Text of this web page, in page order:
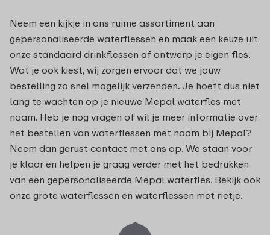
Neem een kijkje in ons ruime assortiment aan
gepersonaliseerde waterflessen en maak een keuze uit
onze standaard drinkflessen of ontwerp je eigen fles.
Wat je ook kiest, wij zorgen ervoor dat we jouw
bestelling zo snel mogelijk verzenden. Je hoeft dus niet
lang te wachten op je nieuwe Mepal waterfles met
naam. Heb je nog vragen of wil je meer informatie over
het bestellen van waterflessen met naam bij Mepal?
Neem dan gerust contact met ons op. We staan voor
je klaar en helpen je graag verder met het bedrukken
van een gepersonaliseerde Mepal waterfles. Bekijk ook
onze grote waterflessen en waterflessen met rietje.